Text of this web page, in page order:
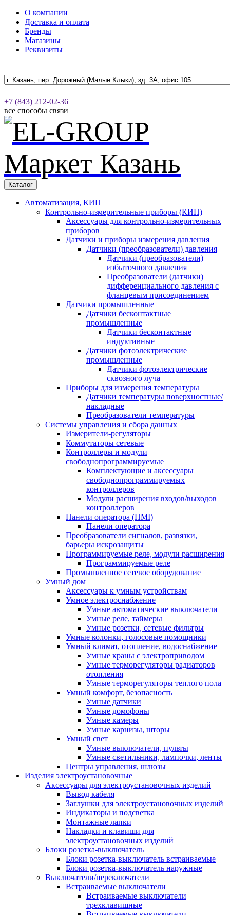
О компании
Доставка и оплата
Бренды
Магазины
Реквизиты
+7 (843) 212-02-36
все способы связи
Каталог
Автоматизация, КИП
Контрольно-измерительные приборы (КИП)
Аксессуары для контрольно-измерительных
приборов
Датчики и приборы измерения давления
Датчики (преобразователи) давления
Датчики (преобразователи)
избыточного давления
Преобразователи (датчики)
дифференциального давления с
фланцевым присоединением
Датчики промышленные
Датчики бесконтактные
промышленные
Датчики бесконтактные
индуктивные
Датчики фотоэлектрические
промышленные
Датчики фотоэлектрические
сквозного луча
Приборы для измерения температуры
Датчики температуры поверхностные/
накладные
Преобразователи температуры
Системы управления и сбора данных
Измерители-регуляторы
Коммутаторы сетевые
Контроллеры и модули
свободнопрограммируемые
Комплектующие и аксессуары
свободнопрограммируемых
контроллеров
Модули расширения входов/выходов
контроллеров
Панели оператора (HMI)
Панели оператора
Преобразователи сигналов, развязки,
барьеры искрозащиты
Программируемые реле, модули расширения
Программируемые реле
Промышленное сетевое оборудование
Умный дом
Аксессуары к умным устройствам
Умное электроснабжение
Умные автоматические выключатели
Умные реле, таймеры
Умные розетки, сетевые фильтры
Умные колонки, голосовые помощники
Умный климат, отопление, водоснабжение
Умные краны с электроприводом
Умные терморегуляторы радиаторов
отопления
Умные терморегуляторы теплого пола
Умный комфорт, безопасность
Умные датчики
Умные домофоны
Умные камеры
Умные карнизы, шторы
Умный свет
Умные выключатели, пульты
Умные светильники, лампочки, ленты
Центры управления, шлюзы
Изделия электроустановочные
Аксессуары для электроустановочных изделий
Вывод кабеля
Заглушки для электроустановочных изделий
Индикаторы и подсветка
Монтажные лапки
Накладки и клавиши для
электроустановочных изделий
Блоки розетка-выключатель
Блоки розетка-выключатель встраиваемые
Блоки розетка-выключатель наружные
Выключатели/переключатели
Встраиваемые выключатели
Встраиваемые выключатели
трехклавишные